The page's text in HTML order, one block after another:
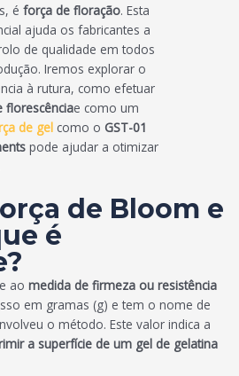
é força de floração. Esta
ajuda os fabricantes a
de qualidade em todos
Iremos explorar o
à rutura, como efetuar
florescênciae como um
de gelcomo o GST-01
pode ajudar a otimizar
de Bloom e
é
ao medida de firmeza ou resistência
em gramas (g) e tem o nome de
o método. Este valor indica a
a superfície de um gel de gelatina